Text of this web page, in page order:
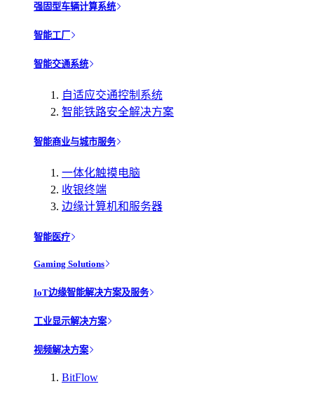
强固型车辆计算系统
智能工厂
智能交通系统
自适应交通控制系统
智能铁路安全解决方案
智能商业与城市服务
一体化触摸电脑
收银终端
边缘计算机和服务器
智能医疗
Gaming Solutions
IoT边缘智能解决方案及服务
工业显示解决方案
视频解决方案
BitFlow